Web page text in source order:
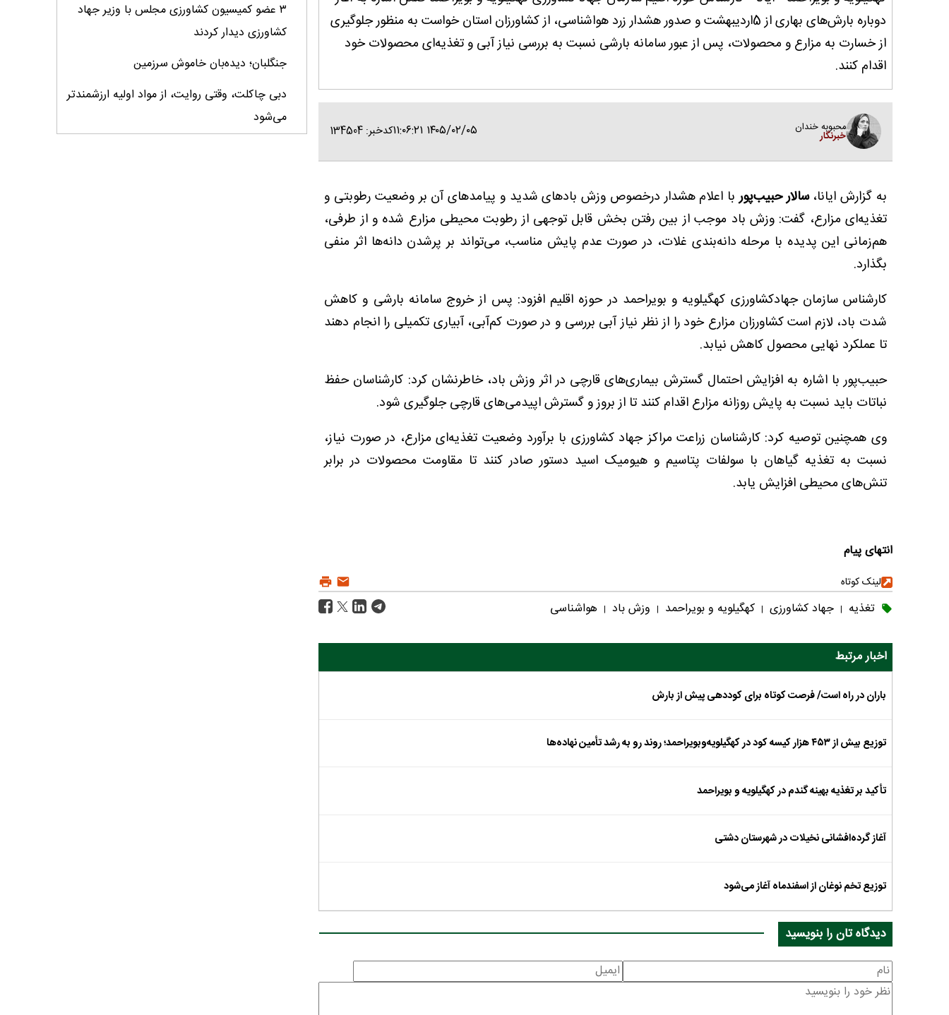
دوباره بارش‌های بهاری از 5اردیبهشت و صدور هشدار زرد هواشناسی، از کشاورزان استان خواست به منظور جلوگیری
از خسارت به مزارع و محصولات، پس از عبور سامانه بارشی نسبت به بررسی نیاز آبی و تغذیه‌ای محصولات خود
اقدام کنند.
محبوبه خندان
خبرنگار ۱۴۰۵/۰۲/۰۵ ۱۱:۰۶:۲۱ کدخبر: 134504
به گزارش ایانا،سالار حبیب‌پوربا اعلام هشدار درخصوص وزش بادهای شدید و پیامدهای آن بر وضعیت رطوبتی و
تغذیه‌ای مزارع، گفت: وزش باد موجب از بین رفتن بخش قابل توجهی از رطوبت محیطی مزارع شده و از طرفی،
هم‌زمانی این پدیده با مرحله دانه‌بندی غلات، در صورت عدم پایش مناسب، می‌تواند بر پرشدن دانه‌ها اثر منفی
بگذارد.
کارشناس سازمان جهادکشاورزی کهگیلویه و بویراحمد در حوزه اقلیم افزود: پس از خروج سامانه بارشی و کاهش
شدت باد، لازم است کشاورزان مزارع خود را از نظر نیاز آبی بررسی و در صورت کم‌آبی، آبیاری تکمیلی را انجام دهند
تا عملکرد نهایی محصول کاهش نیابد.
حبیب‌پور با اشاره به افزایش احتمال گسترش بیماری‌های قارچی در اثر وزش باد، خاطرنشان کرد: کارشناسان حفظ
نباتات باید نسبت به پایش روزانه مزارع اقدام کنند تا از بروز و گسترش اپیدمی‌های قارچی جلوگیری شود.
وی همچنین توصیه کرد: کارشناسان زراعت مراکز جهاد کشاورزی با برآورد وضعیت تغذیه‌ای مزارع، در صورت نیاز،
نسبت به تغذیه گیاهان با سولفات پتاسیم و هیومیک اسید دستور صادر کنند تا مقاومت محصولات در برابر
تنش‌های محیطی افزایش یابد.
انتهای پیام
لینک کوتاه
تغذیه | جهاد کشاورزی | کهگیلویه و بویراحمد | وزش باد | هواشناسی
اخبار مرتبط
باران در راه است/ فرصت کوتاه برای کوددهی پیش از بارش
توزیع بیش از ۴۵۳ هزار کیسه کود در کهگیلویه‌وبویراحمد؛ روند رو به رشد تأمین نهاده‌ها
تأکید بر تغذیه بهینه گندم در کهگیلویه و بویراحمد
آغاز گرده‌افشانی نخیلات در شهرستان دشتی
توزیع تخم نوغان از اسفندماه آغاز می‌شود
دیدگاه تان را بنویسید
۳ عضو کمیسیون کشاورزی مجلس با وزیر جهاد
کشاورزی دیدار کردند
جنگلبان؛ دیده‌بان خاموش سرزمین
دبی چاکلت، وقتی روایت، از مواد اولیه ارزشمندتر
می‌شود